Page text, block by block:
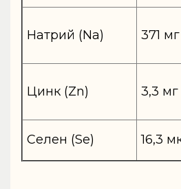
Натрий (Na) 371 мг
Цинк (Zn) 3,3 мг
Селен (Se) 16,3